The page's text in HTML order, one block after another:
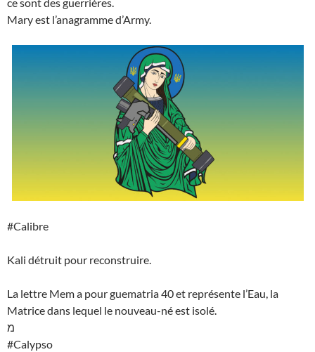
Mary est l’anagramme d’Army.
#Calibre
Kali détruit pour reconstruire.
La lettre Mem a pour guematria 40 et représente l’Eau, la
Matrice dans lequel le nouveau-né est isolé.
מ
#Calypso